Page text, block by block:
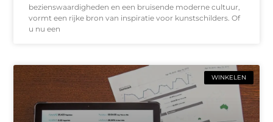
bezienswaardigheden en een bruisende moderne cultuur,
vormt een rijke bron van inspiratie voor kunstschilders. Of
u nu een
WINKELEN